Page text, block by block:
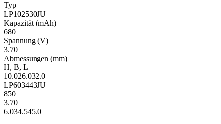
Typ
LP102530JU
Kapa­zität (mAh)
680
Span­nung (V)
3.70
Ab­mes­sungen (mm)
H, B, L
10.026.032.0
LP603443JU
850
3.70
6.034.545.0